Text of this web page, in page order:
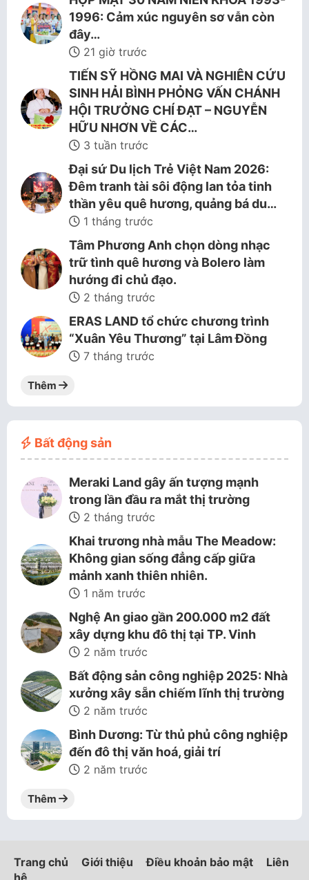
1996: Cảm xúc nguyên sơ vẫn còn
đây…
21 giờ trước
TIẾN SỸ HỒNG MAI VÀ NGHIÊN CỨU
SINH HẢI BÌNH PHỎNG VẤN CHÁNH
HỘI TRƯỞNG CHÍ ĐẠT – NGUYỄN
HỮU NHƠN VỀ CÁC…
3 tuần trước
Đại sứ Du lịch Trẻ Việt Nam 2026:
Đêm tranh tài sôi động lan tỏa tinh
thần yêu quê hương, quảng bá du…
1 tháng trước
Tâm Phương Anh chọn dòng nhạc
trữ tình quê hương và Bolero làm
hướng đi chủ đạo.
2 tháng trước
ERAS LAND tổ chức chương trình
“Xuân Yêu Thương” tại Lâm Đồng
7 tháng trước
Thêm
Bất động sản
Meraki Land gây ấn tượng mạnh
trong lần đầu ra mắt thị trường
2 tháng trước
Khai trương nhà mẫu The Meadow:
Không gian sống đẳng cấp giữa
mảnh xanh thiên nhiên.
1 năm trước
Nghệ An giao gần 200.000 m2 đất
xây dựng khu đô thị tại TP. Vinh
2 năm trước
Bất động sản công nghiệp 2025: Nhà
xưởng xây sẵn chiếm lĩnh thị trường
2 năm trước
Bình Dương: Từ thủ phủ công nghiệp
đến đô thị văn hoá, giải trí
2 năm trước
Thêm
Trang chủ Giới thiệu Điều khoản bảo mật
Liên
hệ